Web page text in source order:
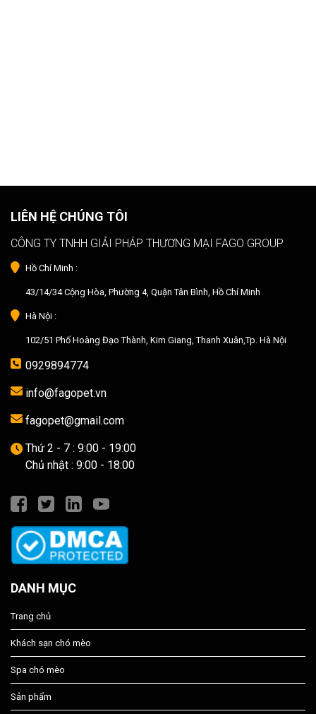
LIÊN HỆ CHÚNG TÔI
CÔNG TY TNHH GIẢI PHÁP THƯƠNG MẠI FAGO GROUP
Hồ Chí Minh :
43/14/34 Cộng Hòa, Phường 4, Quận Tân Bình, Hồ Chí Minh
Hà Nội :
102/51 Phố Hoàng Đạo Thành, Kim Giang, Thanh Xuân,Tp. Hà Nội
0929894774
info@fagopet.vn
fagopet@gmail.com
Thứ 2 - 7 : 9:00 - 19:00
Chủ nhật : 9:00 - 18:00
DANH MỤC
Trang chủ
Khách sạn chó mèo
Spa chó mèo
Sản phẩm